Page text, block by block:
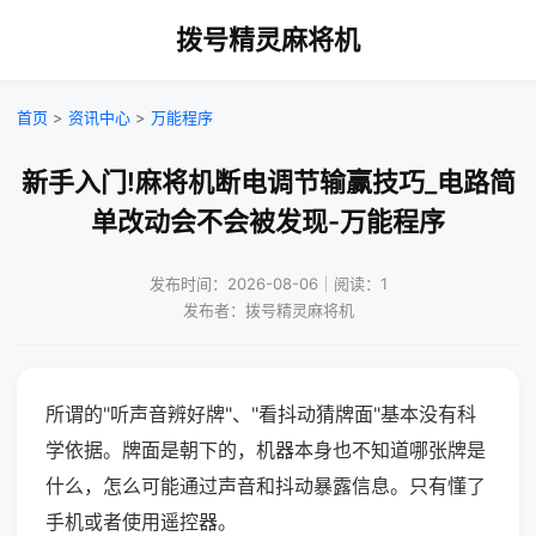
拨号精灵麻将机
首页 > 资讯中心 > 万能程序
新手入门!麻将机断电调节输赢技巧_电路简
单改动会不会被发现-万能程序
发布时间：2026-08-06｜阅读：1
发布者：拨号精灵麻将机
所谓的"听声音辨好牌"、"看抖动猜牌面"基本没有科
学依据。牌面是朝下的，机器本身也不知道哪张牌是
什么，怎么可能通过声音和抖动暴露信息。只有懂了
手机或者使用遥控器。